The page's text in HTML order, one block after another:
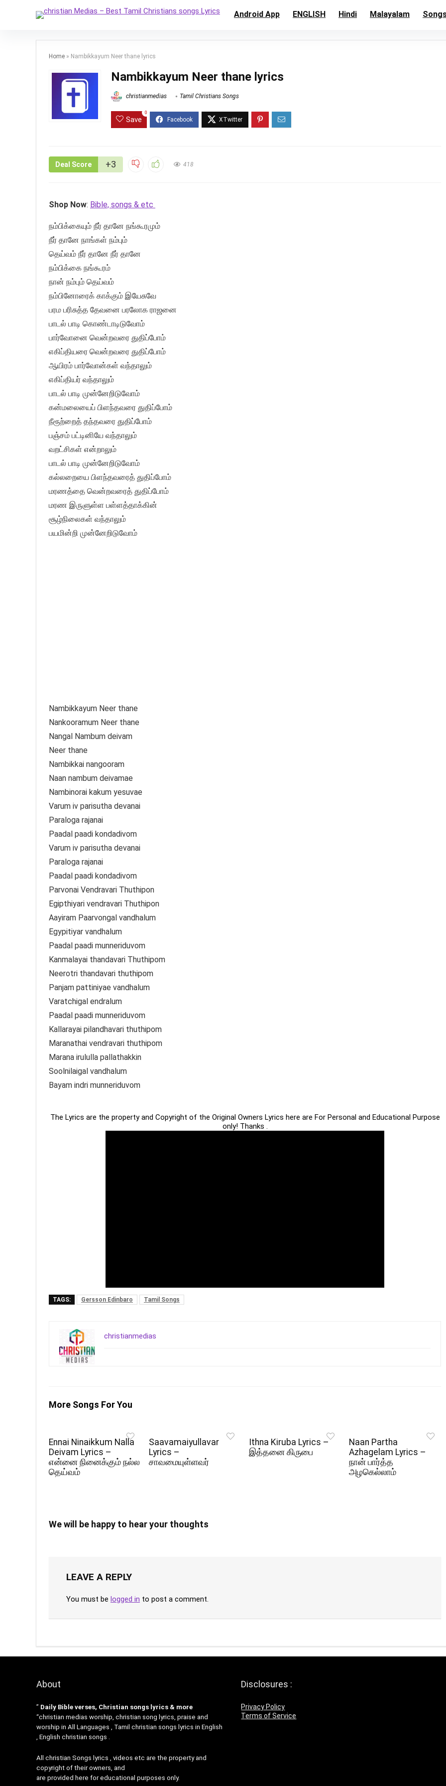
Android App ENGLISH Hindi Malayalam
Home » Nambikkayum Neer thane lyrics
Nambikkayum Neer thane lyrics
christianmedias Tamil Christians Songs
Save
0
Deal Score +3 418
Shop Now: Bible, songs & etc
நம்பிக்கையும் நீர் தானே நங்கூரமும்
நீர் தானே நாங்கள் நம்பும்
தெய்வம் நீர் தானே நீர் தானே
நம்பிக்கை நங்கூரம்
நான் நம்பும் தெய்வம்
நம்பினோரைக் காக்கும் இயேசுவே
பரம பரிசுத்த தேவனை பரலோக ராஜனை
பாடல் பாடி கொண்டாடிடுவோம்
பார்வோனை வென்றவரை துதிப்போம்
எகிப்தியரை வென்றவரை துதிப்போம்
ஆயிரம் பார்வோன்கள் வந்தாலும்
எகிப்தியர் வந்தாலும்
பாடல் பாடி முன்னேறிடுவோம்
கன்மலையைப் பிளந்தவரை துதிப்போம்
நீரூற்றைத் தந்தவரை துதிப்போம்
பஞ்சம் பட்டினியே வந்தாலும்
வறட்சிகள் என்றாலும்
பாடல் பாடி முன்னேறிடுவோம்
கல்லறையை பிளந்தவரைத் துதிப்போம்
மரணத்தை வென்றவரைத் துதிப்போம்
மரண இருளுள்ள பள்ளத்தாக்கின்
சூழ்நிலைகள் வந்தாலும்
பயமின்றி முன்னேறிடுவோம்
Nambikkayum Neer thane
Nankooramum Neer thane
Nangal Nambum deivam
Neer thane
Nambikkai nangooram
Naan nambum deivamae
Nambinorai kakum yesuvae
Varum iv parisutha devanai
Paraloga rajanai
Paadal paadi kondadivom
Varum iv parisutha devanai
Paraloga rajanai
Paadal paadi kondadivom
Parvonai Vendravari Thuthipon
Egipthiyari vendravari Thuthipon
Aayiram Paarvongal vandhalum
Egypitiyar vandhalum
Paadal paadi munneriduvom
Kanmalayai thandavari Thuthipom
Neerotri thandavari thuthipom
Panjam pattiniyae vandhalum
Varatchigal endralum
Paadal paadi munneriduvom
Kallarayai pilandhavari thuthipom
Maranathai vendravari thuthipom
Marana irululla pallathakkin
Soolnilaigal vandhalum
Bayam indri munneriduvom
The Lyrics are the property and Copyright of the Original Owners Lyrics here are For Personal and Educational Purpose
only! Thanks .
TAGS: Gersson Edinbaro Tamil Songs
christianmedias
More Songs For You
Ennai Ninaikkum Nalla
Deivam Lyrics –
என்னை நினைக்கும் நல்ல
தெய்வம்
Saavamaiyullavar
Lyrics –
சாவமையுள்ளவர்
Ithna Kiruba Lyrics –
இத்தனை கிருபை
Naan Partha
Azhagelam Lyrics –
நான் பார்த்த
அழகெல்லாம்
We will be happy to hear your thoughts
LEAVE A REPLY
You must be logged in to post a comment.
About
” Daily Bible verses, Christian songs lyrics & more
“christian medias worship, christian song lyrics, praise and
worship in All Languages , Tamil christian songs lyrics in English
, English christian songs .
All christian Songs lyrics , videos etc are the property and
copyright of their owners, and
are provided here for educational purposes only.
Disclosures :
Privacy Policy
Terms of Service